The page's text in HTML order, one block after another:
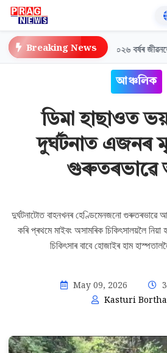
Breaking News
মালয়া গোস্বামীলৈ ২০২৬ বৰ্ষৰ জীৱনজোৰা
আঞ্চলিক
ডিমা হাছাওত
দুৰ্ঘটনাত এজনৰ
দুৰ্ঘটনাটোত বাহনখনৰ হেণ্ডিমেনজনো
কৰি প্ৰথমে মাইবং অসামৰিক চিকিৎসালয়লৈ
চিকিৎসাৰ বাবে হোজাইৰ হাম
May 09, 2026
Kasturi